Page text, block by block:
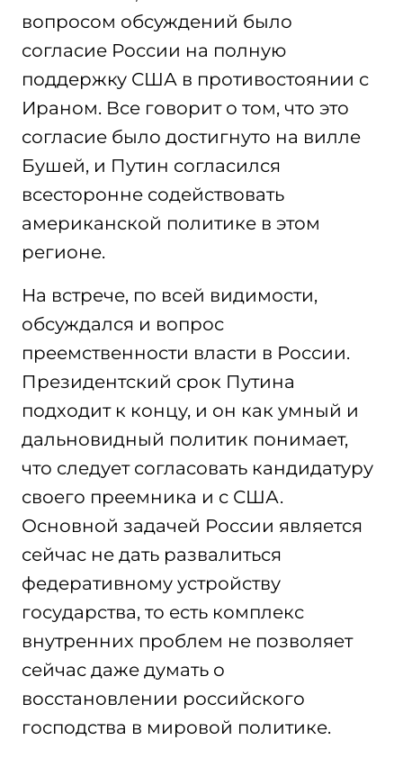
вопросом обсуждений было
согласие России на полную
поддержку США в противостоянии с
Ираном. Все говорит о том, что это
согласие было достигнуто на вилле
Бушей, и Путин согласился
всесторонне содействовать
американской политике в этом
регионе.
На встрече, по всей видимости,
обсуждался и вопрос
преемственности власти в России.
Президентский срок Путина
подходит к концу, и он как умный и
дальновидный политик понимает,
что следует согласовать кандидатуру
своего преемника и с США.
Основной задачей России является
сейчас не дать развалиться
федеративному устройству
государства, то есть комплекс
внутренних проблем не позволяет
сейчас даже думать о
восстановлении российского
господства в мировой политике.